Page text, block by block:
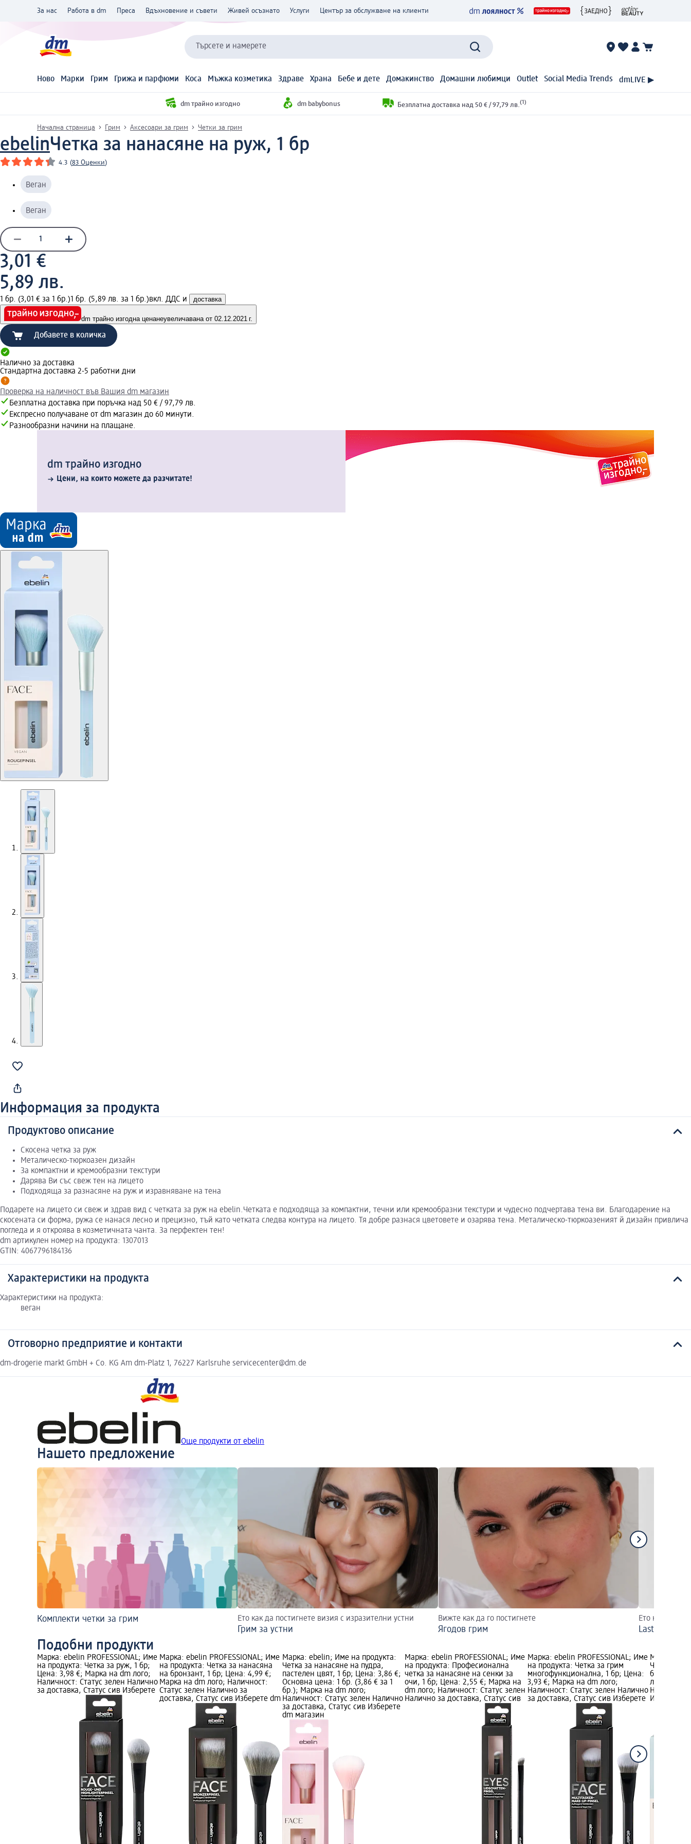
За нас Работа в dm Преса Вдъхновение и съвети Живей осъзнато Услуги Център за обслужване на клиенти
Търсете и намерете
Ново Марки Грим Грижа и парфюми Коса Мъжка козметика Здраве Храна Бебе и дете Домакинство Домашни любимци Outlet Social Media Trends dmLIVE ▶
dm трайно изгодно dm babybonus Безплатна доставка над 50 € / 97,79 лв. (1)
Начална страница Грим Аксесоари за грим Четки за грим
ebelinЧетка за нанасяне на руж, 1 бр
4.3 (83 Оценки)
Веган
Веган
3,01 €
5,89 лв.
1 бр. (3,01 € за 1 бр.)1 бр. (5,89 лв. за 1 бр.)вкл. ДДС и доставка
dm трайно изгодна ценанеувеличавана от 02.12.2021 г.
Добавете в количка
Налично за доставка
Стандартна доставка 2-5 работни дни
Проверка на наличност във Вашия dm магазин
Безплатна доставка при поръчка над 50 € / 97,79 лв.
Експресно получаване от dm магазин до 60 минути.
Разнообразни начини на плащане.
dm трайно изгодно
Цени, на които можете да разчитате!
Информация за продукта
Продуктово описание
Скосена четка за руж
Металическо-тюркоазен дизайн
За компактни и кремообразни текстури
Дарява Ви със свеж тен на лицето
Подходяща за разнасяне на руж и изравняване на тена
Подарете на лицето си свеж и здрав вид с четката за руж на ebelin.Четката е подходяща за компактни, течни или кремообразни текстури и чудесно подчертава тена ви. Благодарение на
скосената си форма, ружа се нанася лесно и прецизно, тъй като четката следва контура на лицето. Тя добре разнася цветовете и озарява тена. Металическо-тюркоазеният й дизайн привлича
погледа и я откроява в козметичната чанта. За перфектен тен!
dm артикулен номер на продукта: 1307013
GTIN: 4067796184136
Характеристики на продукта
Характеристики на продукта:
веган
Отговорно предприятие и контакти
dm-drogerie markt GmbH + Co. KG Am dm-Platz 1, 76227 Karlsruhe servicecenter@dm.de
Още продукти от ebelin
Нашето предложение
Комплекти четки за грим Ето как да постигнете визия с изразителни устни
Грим за устни
Вижте как да го постигнете
Ягодов грим
Ето как да го
Last-minute
Подобни продукти
Марка: ebelin PROFESSIONAL; Име
на продукта: Четка за руж, 1 бр;
Цена: 3,98 €; Марка на dm лого;
Наличност: Статус зелен Налично
за доставка, Статус сив Изберете
Марка: ebelin PROFESSIONAL; Име
на продукта: Четка за нанасяна
на бронзант, 1 бр; Цена: 4,99 €;
Марка на dm лого; Наличност:
Статус зелен Налично за
доставка, Статус сив Изберете dm
Марка: ebelin; Име на продукта:
Четка за нанасяне на пудра,
пастелен цвят, 1 бр; Цена: 3,86 €;
Основна цена: 1 бр. (3,86 € за 1
бр.); Марка на dm лого;
Наличност: Статус зелен Налично
за доставка, Статус сив Изберете
dm магазин
Марка: ebelin PROFESSIONAL; Име
на продукта: Професионална
четка за нанасяне на сенки за
очи, 1 бр; Цена: 2,55 €; Марка на
dm лого; Наличност: Статус зелен
Налично за доставка, Статус сив
Марка: ebelin PROFESSIONAL; Име
на продукта: Четка за грим
многофункционална, 1 бр; Цена:
3,93 €; Марка на dm лого;
Наличност: Статус зелен Налично
за доставка, Статус сив Изберете
Марка:
Четка за
бр; Цена:
лого;
Налично
Изберете